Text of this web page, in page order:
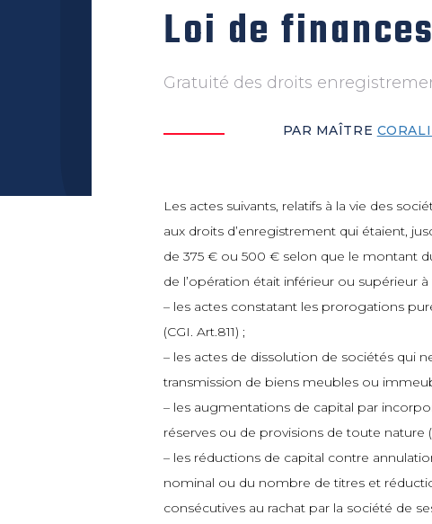
Loi de
Gratuité des droits
PAR MAÎTRE
Les actes suivants, relatifs à la vie des
aux droits d’enregistrement qui étaient,
de 375 € ou 500 € selon que le montant
de l’opération était inférieur ou supérieur
– les actes constatant les prorogations
(CGI. Art.811) ;
– les actes de dissolution de sociétés qui
transmission de biens meubles ou
– les augmentations de capital par
réserves ou de provisions de toute nature
– les réductions de capital contre
nominal ou du nombre de titres et
consécutives au rachat par la société de